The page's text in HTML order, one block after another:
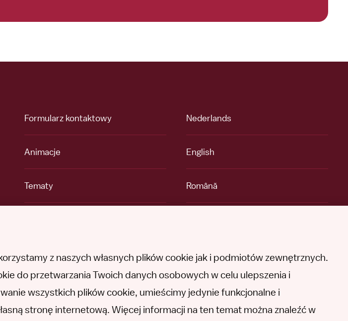
Formularz kontaktowy
Animacje
Tematy
O nas
Nederlands
English
Română
Other languages
z naszych własnych plików cookie jak i podmiotów zewnętrznych.
do przetwarzania Twoich danych osobowych w celu ulepszenia i
wszystkich plików cookie, umieścimy jedynie funkcjonalne i
stronę internetową. Więcej informacji na ten temat można znaleźć w